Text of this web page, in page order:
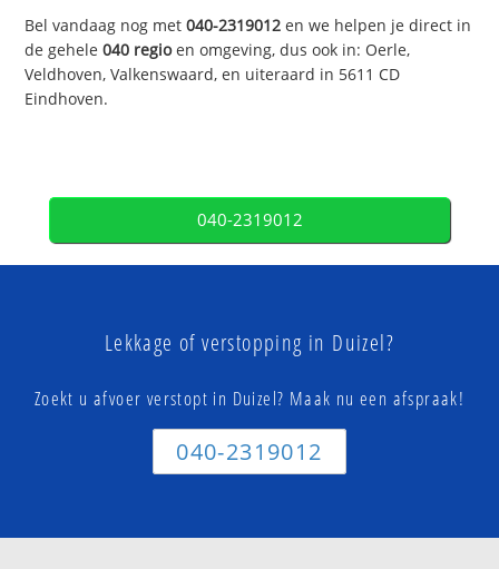
Bel vandaag nog met040-2319012 en we helpen je direct in
de gehele040 regioen omgeving, dus ook in: Oerle,
Veldhoven, Valkenswaard, en uiteraard in 5611 CD
Eindhoven.
040-2319012
Lekkage of verstopping in Duizel?
Zoekt u afvoer verstopt in Duizel? Maak nu een afspraak!
040-2319012